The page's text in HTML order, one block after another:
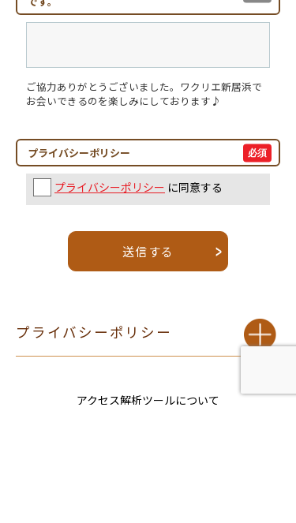
ご協力ありがとうございました。ワクリエ新居浜で
お会いできるのを楽しみにしております♪
必須
プライバシーポリシー
プライバシーポリシー に同意する
プライバシーポリシー
アクセス解析ツールについて